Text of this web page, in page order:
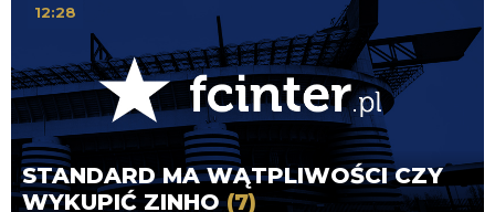
STANDARD MA WĄTPLIWOŚCI CZY
WYKUPIĆ ZINHO(7)
12:28